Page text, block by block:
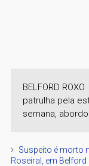
BELFORD
patrulha pela
semana,
Suspeito é morto
Roseiral, em Belford